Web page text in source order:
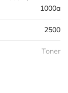
1000a
2500
Toner